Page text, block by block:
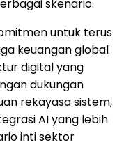
skenario.
untuk terus
keuangan global
digital yang
dukungan
rekayasa sistem,
AI yang lebih
inti sektor